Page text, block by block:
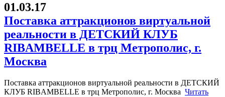
01.03.17
Поставка аттракционов виртуальной
реальности в ДЕТСКИЙ КЛУБ
RIBAMBELLE в трц Метрополис, г.
Москва
Поставка аттракционов виртуальной реальности в ДЕТСКИЙ
КЛУБ RIBAMBELLE в трц Метрополис, г. Москва Читать